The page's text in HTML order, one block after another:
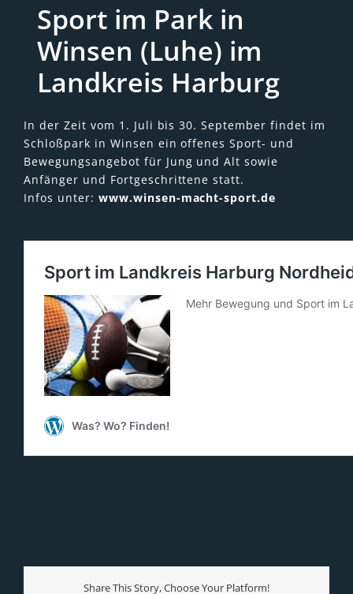
Sport im Park in
Winsen (Luhe) im
Landkreis Harburg
In der Zeit vom 1. Juli bis 30. September findet im
Schloßpark in Winsen ein offenes Sport- und
Bewegungsangebot für Jung und Alt sowie
Anfänger und Fortgeschrittene statt.
Infos unter: www.winsen-macht-sport.de
Share This Story, Choose Your Platform!